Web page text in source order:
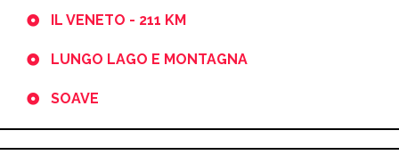
IL VENETO - 211 KM
LUNGO LAGO E MONTAGNA
SOAVE